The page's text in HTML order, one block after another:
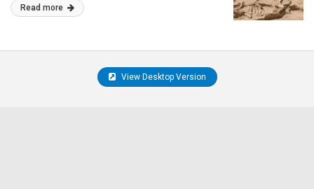
Read more
View Desktop Version